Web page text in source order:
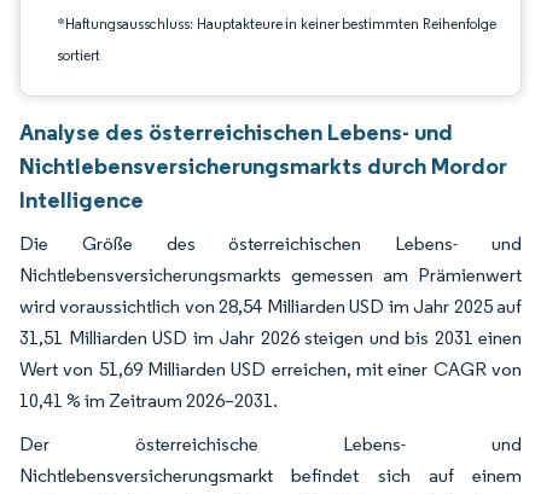
*Haftungsausschluss: Hauptakteure in keiner bestimmten Reihenfolge
sortiert
Analyse des österreichischen Lebens- und
Nichtlebensversicherungsmarkts durch Mordor
Intelligence
Die Größe des österreichischen Lebens- und
Nichtlebensversicherungsmarkts gemessen am Prämienwert
wird voraussichtlich von 28,54 Milliarden USD im Jahr 2025 auf
31,51 Milliarden USD im Jahr 2026 steigen und bis 2031 einen
Wert von 51,69 Milliarden USD erreichen, mit einer CAGR von
10,41 % im Zeitraum 2026–2031.
Der österreichische Lebens- und
Nichtlebensversicherungsmarkt befindet sich auf einem